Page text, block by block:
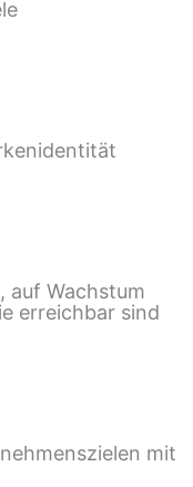
auf Wachstum
erreichbar sind
mit